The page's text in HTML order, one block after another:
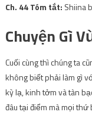
Ch. 44 Tóm tắt: Shiina
Chuyện Gì
Cuối cùng thì chúng ta
không biết phải làm gì
kỳ lạ, kinh tởm và tàn
đâu tại điểm mà mọi thứ